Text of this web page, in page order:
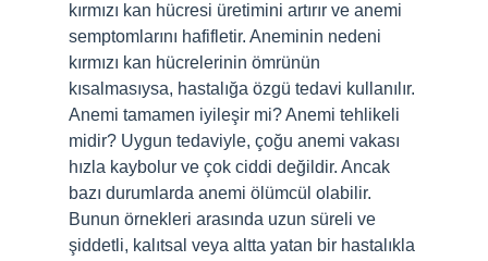
kırmızı kan hücresi üretimini artırır ve anemi
semptomlarını hafifletir. Aneminin nedeni
kırmızı kan hücrelerinin ömrünün
kısalmasıysa, hastalığa özgü tedavi kullanılır.
Anemi tamamen iyileşir mi? Anemi tehlikeli
midir? Uygun tedaviyle, çoğu anemi vakası
hızla kaybolur ve çok ciddi değildir. Ancak
bazı durumlarda anemi ölümcül olabilir.
Bunun örnekleri arasında uzun süreli ve
şiddetli, kalıtsal veya altta yatan bir hastalıkla